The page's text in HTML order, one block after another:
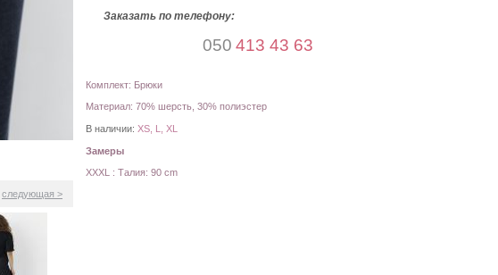
Заказать по телефону:
050 413 43 63
Комплект: Брюки
Материал: 70% шерсть, 30% полиэстер
В наличии: XS, L, XL
Замеры
XXXL : Талия: 90 cm
следующая >